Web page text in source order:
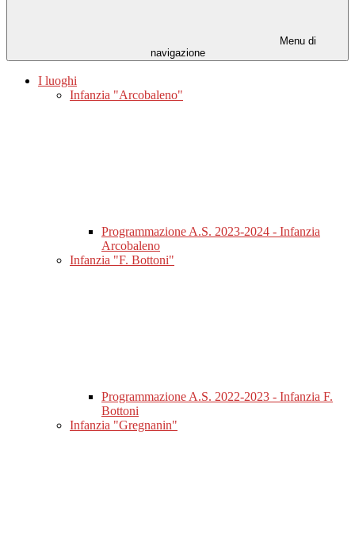
Menu di
navigazione
I luoghi
Infanzia "Arcobaleno"
Programmazione A.S. 2023-2024 - Infanzia
Arcobaleno
Infanzia "F. Bottoni"
Programmazione A.S. 2022-2023 - Infanzia F.
Bottoni
Infanzia "Gregnanin"